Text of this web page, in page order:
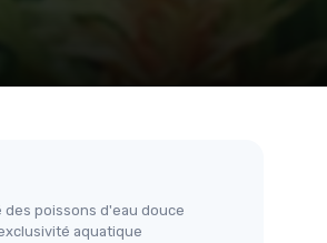
des poissons d'eau douce
aquatique